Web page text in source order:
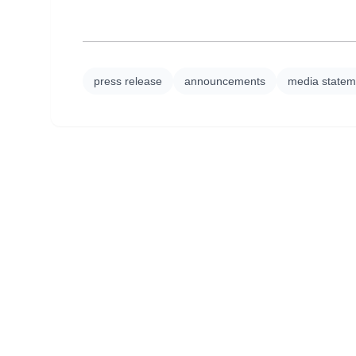
press release announcements media